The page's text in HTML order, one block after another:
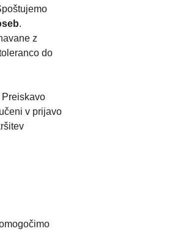
.
z
do
v prijavo